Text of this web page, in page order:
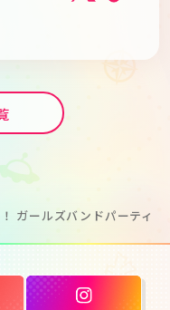
ガールズバンドパーティ